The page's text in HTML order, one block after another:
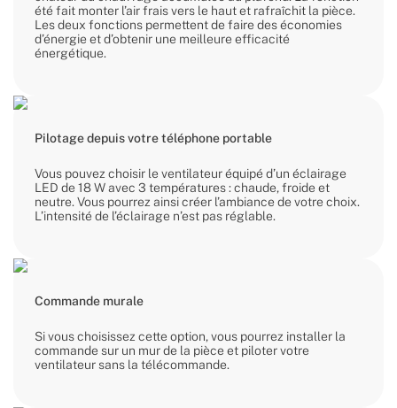
été fait monter l’air frais vers le haut et rafraîchit la pièce.
Les deux fonctions permettent de faire des économies
d’énergie et d’obtenir une meilleure efficacité
énergétique.
Pilotage depuis votre téléphone portable
Vous pouvez choisir le ventilateur équipé d’un éclairage
LED de 18 W avec 3 températures : chaude, froide et
neutre. Vous pourrez ainsi créer l’ambiance de votre choix.
L’intensité de l’éclairage n’est pas réglable.
Commande murale
Si vous choisissez cette option, vous pourrez installer la
commande sur un mur de la pièce et piloter votre
ventilateur sans la télécommande.